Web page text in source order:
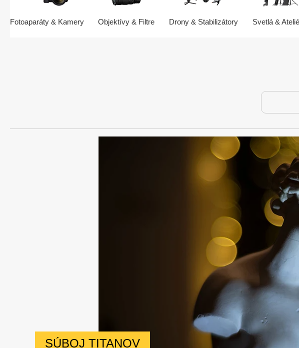
Fotoaparáty & Kamery Objektívy & Filtre Drony & Stabilizátory Svetlá &
SÚBOJ TITANOV